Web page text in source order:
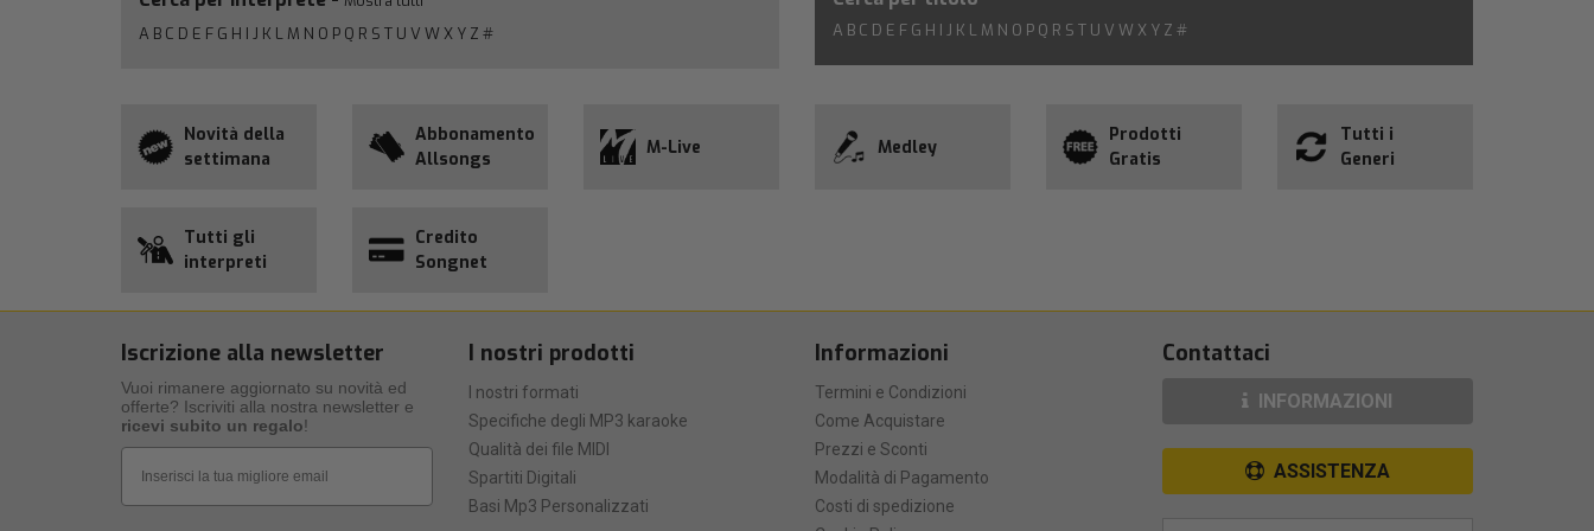
A B C D E F G H I J K L M N O P Q R S T U V W X Y Z # A B C D E F G H I J K L M N O P Q R S T U V W X Y Z #
Novità della
settimana
Abbonamento
Allsongs
M-Live Medley
Prodotti
Gratis
Tutti i
Generi
Tutti gli
interpreti
Credito
Songnet
Iscrizione alla newsletter
Vuoi rimanere aggiornato su novità ed
offerte? Iscriviti alla nostra newsletter e
ricevi subito un regalo!
I nostri prodotti
I nostri formati
Specifiche degli MP3 karaoke
Qualità dei file MIDI
Spartiti Digitali
Basi Mp3 Personalizzati
Informazioni
Termini e Condizioni
Come Acquistare
Prezzi e Sconti
Modalità di Pagamento
Costi di spedizione
Contattaci
INFORMAZIONI
ASSISTENZA